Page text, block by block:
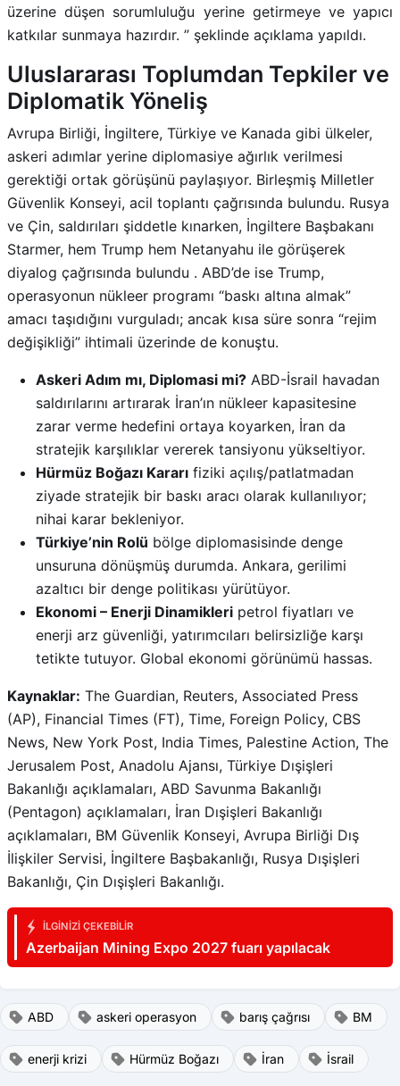
üzerine düşen sorumluluğu yerine getirmeye ve yapıcı
katkılar sunmaya hazırdır. ” şeklinde açıklama yapıldı.
Uluslararası Toplumdan Tepkiler ve
Diplomatik Yöneliş
Avrupa Birliği, İngiltere, Türkiye ve Kanada gibi ülkeler,
askeri adımlar yerine diplomasiye ağırlık verilmesi
gerektiği ortak görüşünü paylaşıyor. Birleşmiş Milletler
Güvenlik Konseyi, acil toplantı çağrısında bulundu. Rusya
ve Çin, saldırıları şiddetle kınarken, İngiltere Başbakanı
Starmer, hem Trump hem Netanyahu ile görüşerek
diyalog çağrısında bulundu . ABD’de ise Trump,
operasyonun nükleer programı “baskı altına almak”
amacı taşıdığını vurguladı; ancak kısa süre sonra “rejim
değişikliği” ihtimali üzerinde de konuştu.
Askeri Adım mı, Diplomasi mi? ABD-İsrail havadan
saldırılarını artırarak İran’ın nükleer kapasitesine
zarar verme hedefini ortaya koyarken, İran da
stratejik karşılıklar vererek tansiyonu yükseltiyor.
Hürmüz Boğazı Kararı fiziki açılış/patlatmadan
ziyade stratejik bir baskı aracı olarak kullanılıyor;
nihai karar bekleniyor.
Türkiye’nin Rolü bölge diplomasisinde denge
unsuruna dönüşmüş durumda. Ankara, gerilimi
azaltıcı bir denge politikası yürütüyor.
Ekonomi – Enerji Dinamikleri petrol fiyatları ve
enerji arz güvenliği, yatırımcıları belirsizliğe karşı
tetikte tutuyor. Global ekonomi görünümü hassas.
Kaynaklar: The Guardian, Reuters, Associated Press
(AP), Financial Times (FT), Time, Foreign Policy, CBS
News, New York Post, India Times, Palestine Action, The
Jerusalem Post, Anadolu Ajansı, Türkiye Dışişleri
Bakanlığı açıklamaları, ABD Savunma Bakanlığı
(Pentagon) açıklamaları, İran Dışişleri Bakanlığı
açıklamaları, BM Güvenlik Konseyi, Avrupa Birliği Dış
İlişkiler Servisi, İngiltere Başbakanlığı, Rusya Dışişleri
Bakanlığı, Çin Dışişleri Bakanlığı.
İLGINIZI ÇEKEBILIR
Azerbaijan Mining Expo 2027 fuarı yapılacak
ABD askeri operasyon barış çağrısı BM
enerji krizi Hürmüz Boğazı İran İsrail